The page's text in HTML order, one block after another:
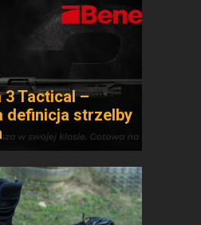
3 Tactical –
definicja strzelby